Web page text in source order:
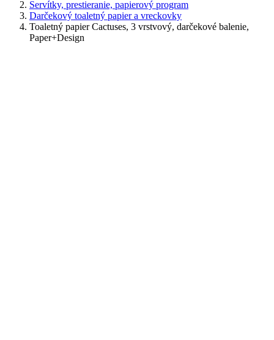
Servítky, prestieranie, papierový program
Darčekový toaletný papier a vreckovky
Toaletný papier Cactuses, 3 vrstvový, darčekové balenie,
Paper+Design